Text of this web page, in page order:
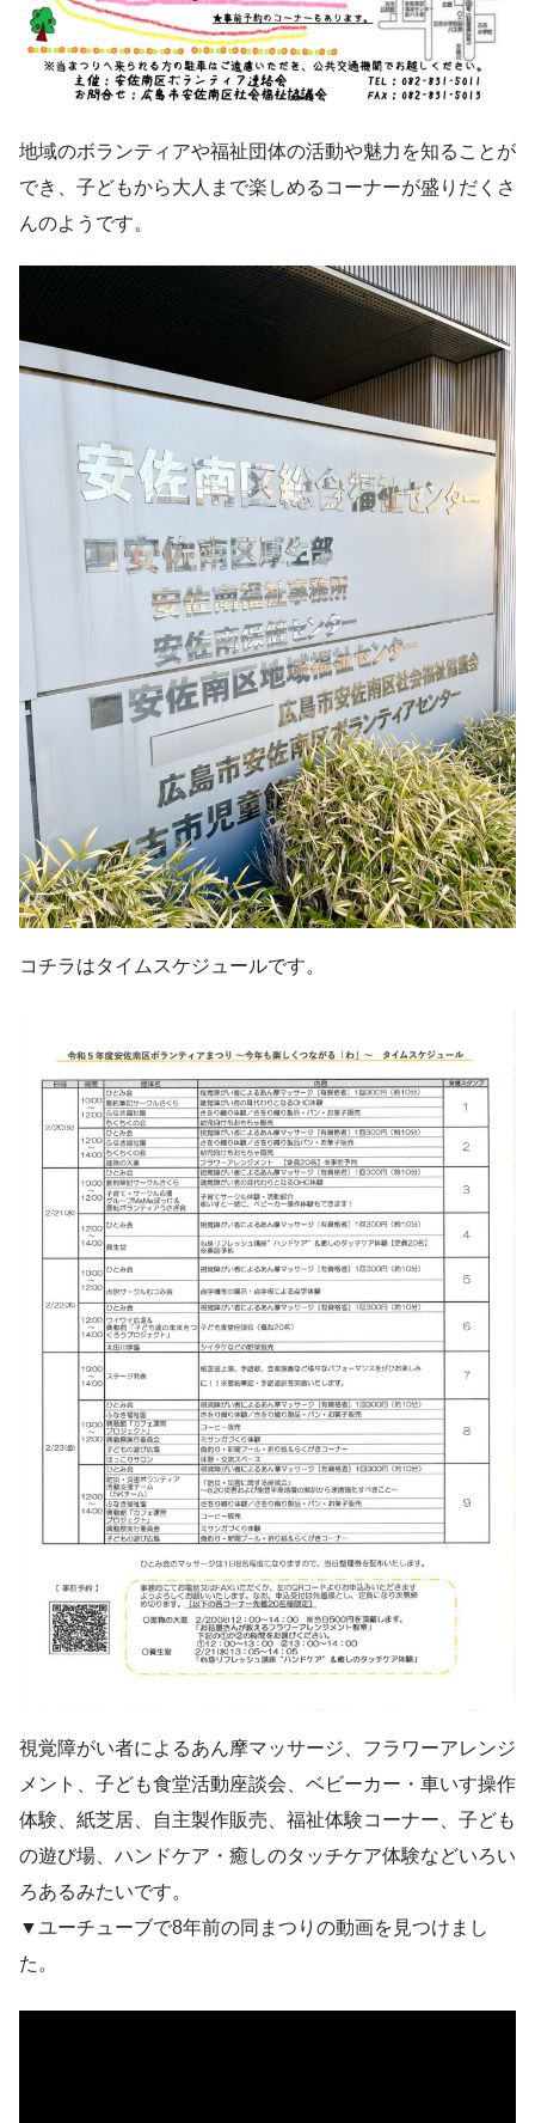
地域のボランティアや福祉団体の活動や魅力を知ることが
でき、子どもから大人まで楽しめるコーナーが盛りだくさ
んのようです。
コチラはタイムスケジュールです。
視覚障がい者によるあん摩マッサージ、フラワーアレンジ
メント、子ども食堂活動座談会、ベビーカー・車いす操作
体験、紙芝居、自主製作販売、福祉体験コーナー、子ども
の遊び場、ハンドケア・癒しのタッチケア体験などいろい
ろあるみたいです。
▼ユーチューブで8年前の同まつりの動画を見つけまし
た。